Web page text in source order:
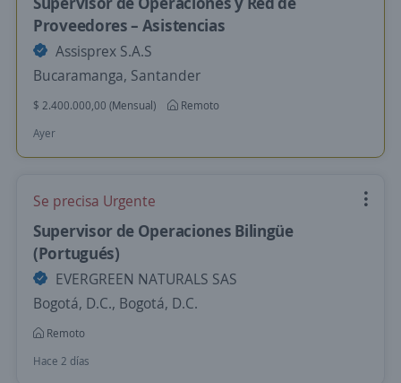
Proveedores – Asistencias
Assisprex S.A.S
Bucaramanga, Santander
$ 2.400.000,00 (Mensual)
Remoto
Ayer
Se precisa Urgente
Supervisor de Operaciones Bilingüe
(Portugués)
EVERGREEN NATURALS SAS
Bogotá, D.C., Bogotá, D.C.
Remoto
Hace 2 días